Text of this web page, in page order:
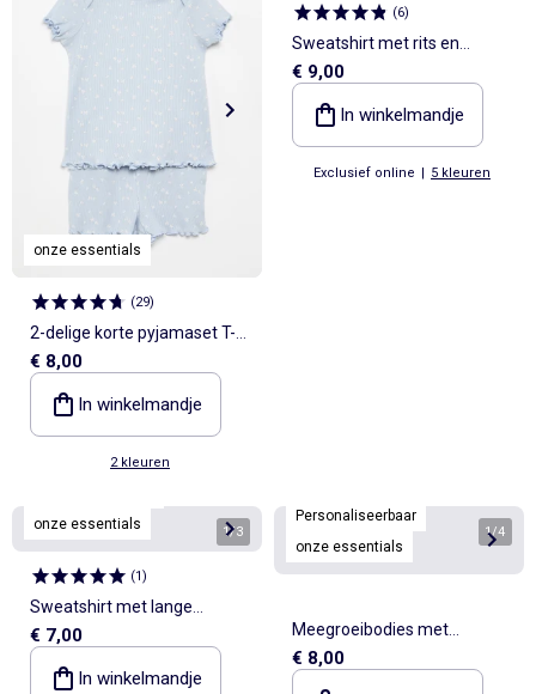
onze essentials
(29)
2-delige korte pyjamaset T-
shirt + short
€ 8,00
In winkelmandje
2 kleuren
(6)
Sweatshirt met rits en
capuchon
€ 9,00
In winkelmandje
Exclusief online | 5 kleuren
onze essentials
1/3
(1)
Sweatshirt met lange
mouwen van molton
€ 7,00
In winkelmandje
Personaliseerbaar
onze essentials
1/4
Meegroeibodies met
schouderbandjes - set van 3
€ 8,00